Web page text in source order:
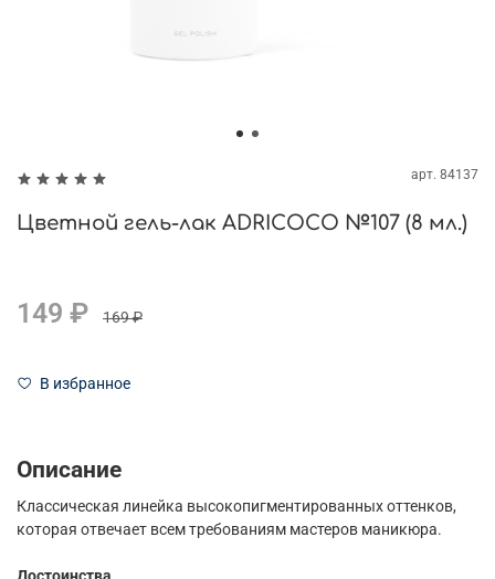
арт. 84137
Цветной гель-лак ADRICOCO №107 (8 мл.)
149 ₽ 169 ₽
В избранное
Описание
Классическая линейка высокопигментированных оттенков,
которая отвечает всем требованиям мастеров маникюра.
Достоинства